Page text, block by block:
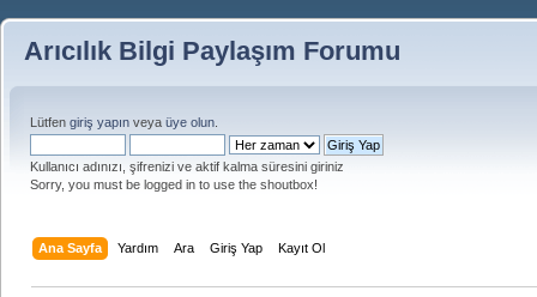
Arıcılık Bilgi Paylaşım Forumu
Lütfen giriş yapın veya üye olun
Kullanıcı adınızı, şifrenizi ve aktif kalma süresini giriniz
Sorry, you must be logged in to use the shoutbox!
Ana Sayfa Yardım Ara Giriş Yap Kayıt Ol